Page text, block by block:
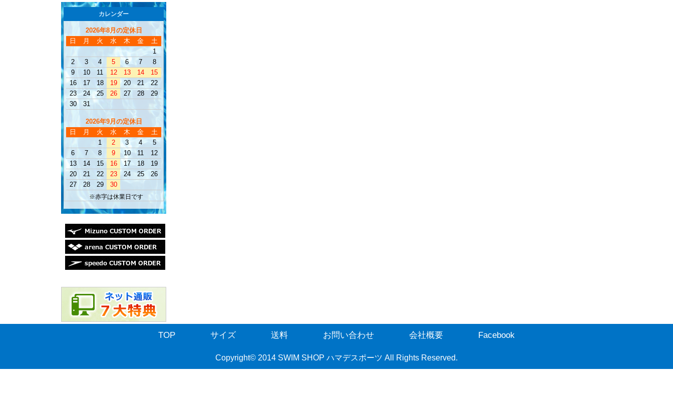
カレンダー
2026年8月の定休日
日
月 火 水 木 金
土
1
2
3 4 5 6 7
8
9
10 11 12 13 14
15
16
17 18 19 20 21
22
23
24 25 26 27 28
29
30
31
2026年9月の定休日
日
月 火 水 木 金
土
1
2 3 4
5
6
7 8 9 10 11
12
13
14 15 16 17 18
19
20
21 22 23 24 25
26
27
28 29 30
※赤字は休業日です
TOP サイズ 送料 お問い合わせ 会社概要 Facebook
Copyright© 2014 SWIM SHOP ハマデスポーツ All Rights Reserved.